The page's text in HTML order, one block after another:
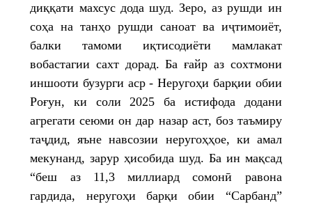
диққати махсус дода шуд. Зеро, аз рушди ин
соҳа на танҳо рушди саноат ва иҷтимоиёт,
балки тамоми иқтисодиёти мамлакат
вобастагии сахт дорад. Ба ғайр аз сохтмони
иншооти бузурги аср - Неругоҳи барқии обии
Роғун, ки соли 2025 ба истифода додани
агрегати сеюми он дар назар аст, боз таъмиру
таҷдид, яъне навсозии неругоҳҳое, ки амал
мекунанд, зарур ҳисобида шуд. Ба ин мақсад
“беш аз 11,3 миллиард сомонӣ равона
гардида, неругоҳи барқи обии “Сарбанд”